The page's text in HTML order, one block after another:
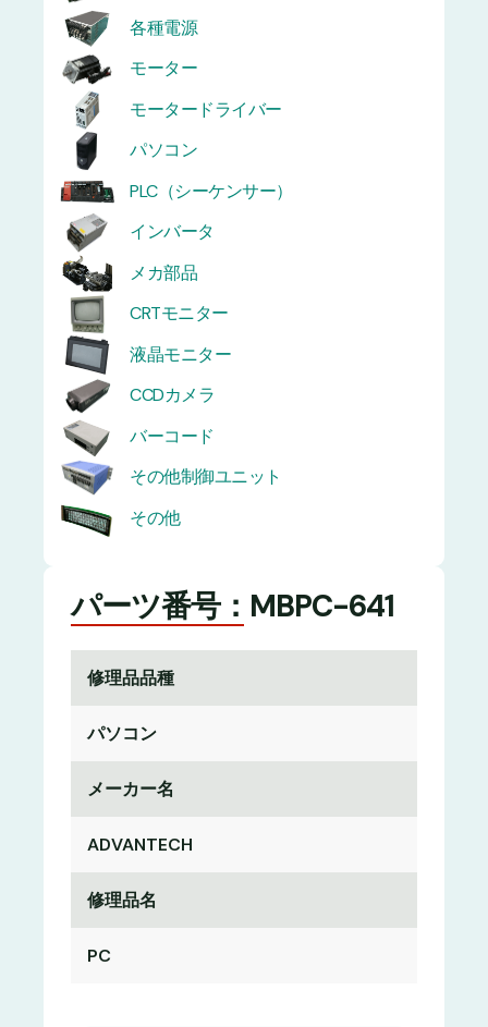
各種電源
モーター
モータードライバー
パソコン
PLC（シーケンサー）
インバータ
メカ部品
CRTモニター
液晶モニター
CCDカメラ
バーコード
その他制御ユニット
その他
パーツ番号：MBPC-641
修理品品種
パソコン
メーカー名
ADVANTECH
修理品名
PC